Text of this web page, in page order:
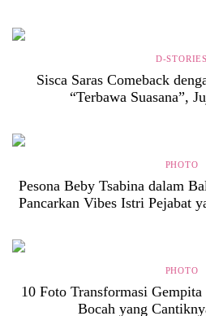
D-STORIES
Sisca Saras Comeback
“Terbawa Suasana”,
PHOTO
Pesona Beby Tsabina dalam
Pancarkan Vibes Istri Pejabat
PHOTO
10 Foto Transformasi
Bocah yang